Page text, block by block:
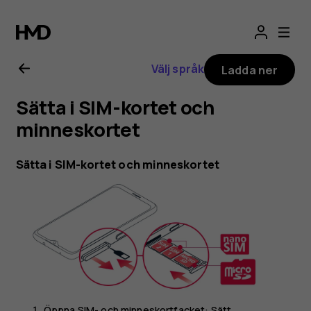
för
Nokia
6.2
Välj språk Ladda ner
Sätta i SIM-kortet och
minneskortet
Sätta i SIM-kortet och minneskortet